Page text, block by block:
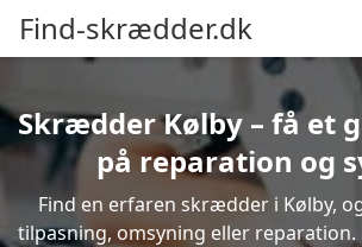
Find-skrædder.dk
Skrædder Kølby – få et
på reparation og
Find en erfaren skrædder i Kølby,
tilpasning, omsyning eller